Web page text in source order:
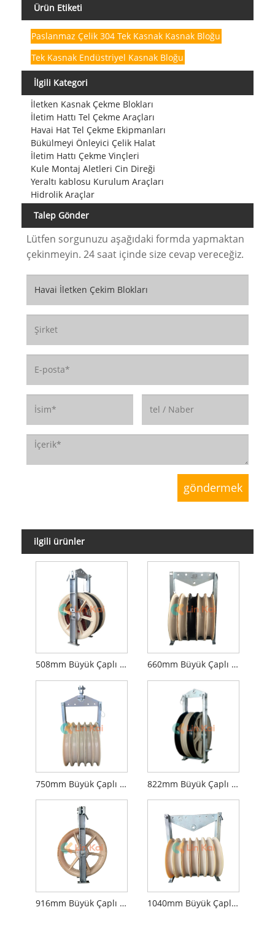
Ürün Etiketi
Paslanmaz Çelik 304 Tek Kasnak Kasnak Bloğu
Tek Kasnak Endüstriyel Kasnak Bloğu
İlgili Kategori
İletken Kasnak Çekme Blokları
İletim Hattı Tel Çekme Araçları
Havai Hat Tel Çekme Ekipmanları
Bükülmeyi Önleyici Çelik Halat
İletim Hattı Çekme Vinçleri
Kule Montaj Aletleri Cin Direği
Yeraltı kablosu Kurulum Araçları
Hidrolik Araçlar
Talep Gönder
Lütfen sorgunuzu aşağıdaki formda yapmaktan
çekinmeyin. 24 saat içinde size cevap vereceğiz.
ilgili ürünler
508mm Büyük Çaplı Tel Çekme Blokları 660mm Büyük Çaplı Tel Çekme Blokları
750mm Büyük Çaplı Tel Çekme Blokları 822mm Büyük Çaplı Tel Çekme Blokları
916mm Büyük Çaplı Tel Çekme Blokları 1040mm Büyük Çaplı Tel Çekme Blokları